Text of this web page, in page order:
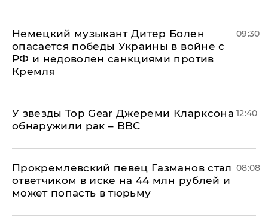
Немецкий музыкант Дитер Болен
опасается победы Украины в войне с
РФ и недоволен санкциями против
Кремля
09:30
У звезды Top Gear Джереми Кларксона
обнаружили рак – BBC
12:40
Прокремлевский певец Газманов стал
ответчиком в иске на 44 млн рублей и
может попасть в тюрьму
08:08